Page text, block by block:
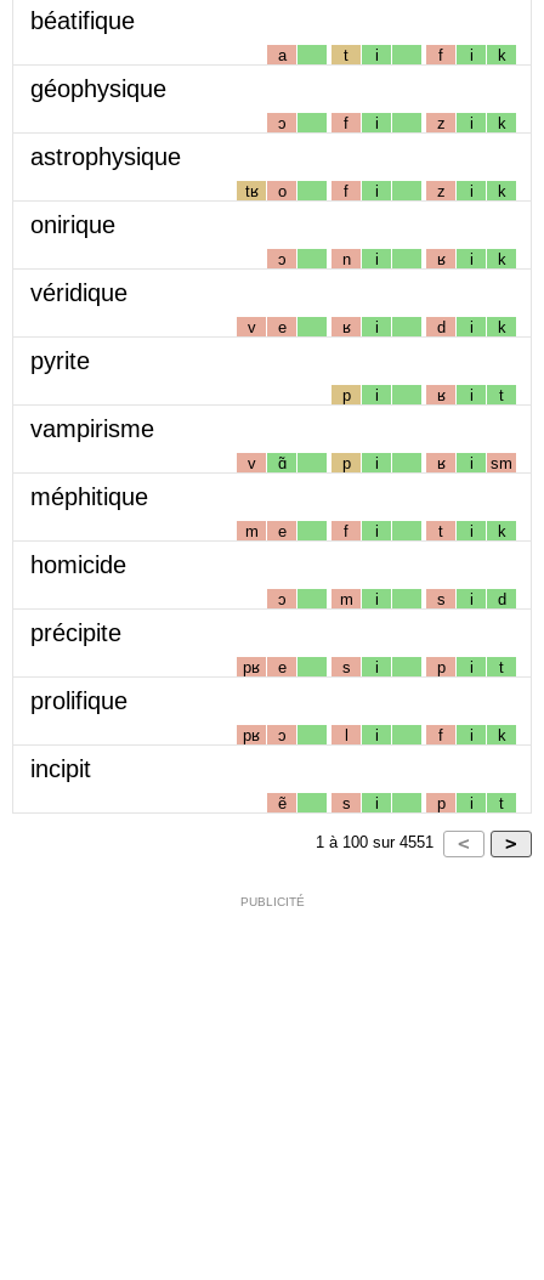
béatifique
a t i f i k
géophysique
ɔ f i z i k
astrophysique
tʁ o f i z i k
onirique
ɔ n i ʁ i k
véridique
v e ʁ i d i k
pyrite
p i ʁ i t
vampirisme
v ɑ̃ p i ʁ i sm
méphitique
m e f i t i k
homicide
ɔ m i s i d
précipite
pʁ e s i p i t
prolifique
pʁ ɔ l i f i k
incipit
ẽ s i p i t
1 à 100 sur 4551
PUBLICITÉ